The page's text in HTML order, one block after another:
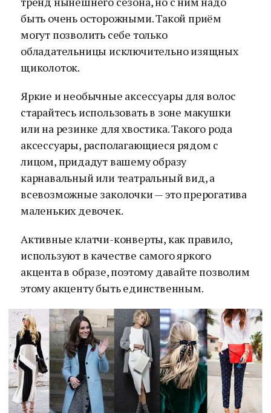
быть очень осторожными. Такой приём
могут позволить себе только
обладательницы исключительно изящных
щиколоток.
Яркие и необычные аксессуары для волос
старайтесь использовать в зоне макушки
или на резинке для хвостика. Такого рода
аксессуары, располагающиеся рядом с
лицом, придадут вашему образу
карнавальный или театральный вид, а
всевозможные заколочки — это прерогатива
маленьких девочек.
Активные клатчи-конверты, как правило,
используют в качестве самого яркого
акцента в образе, поэтому давайте позволим
этому акценту быть единственным.